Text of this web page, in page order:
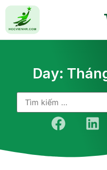
Day: